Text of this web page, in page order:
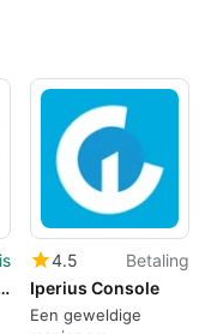
Desktop
4.5
Betaling
Iperius Console
Een geweldige